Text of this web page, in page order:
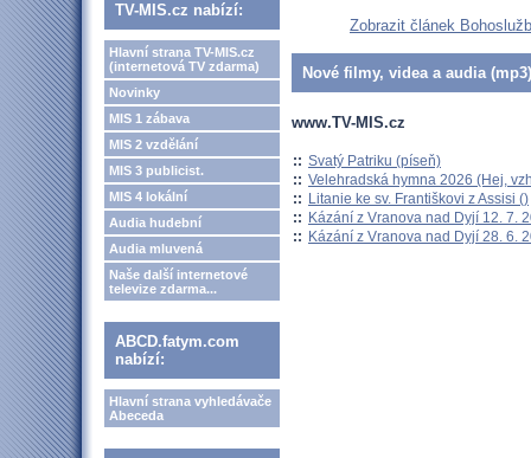
TV-MIS.cz nabízí:
Hlavní strana TV-MIS.cz
(internetová TV zdarma)
Novinky
MIS 1 zábava
MIS 2 vzdělání
MIS 3 publicist.
MIS 4 lokální
Audia hudební
Audia mluvená
Naše další internetové
televize zdarma...
ABCD.fatym.com
nabízí:
Hlavní strana vyhledávače
Abeceda
Zobrazit článek
Nové filmy, videa a audia
www.TV-MIS.cz
:: Svatý Patriku (píseň)
:: Velehradská hymna 2026 (Hej,
:: Litanie ke sv. Františkovi z Assisi ()
:: Kázání z Vranova nad Dyjí 12. 7.
:: Kázání z Vranova nad Dyjí 28. 6.